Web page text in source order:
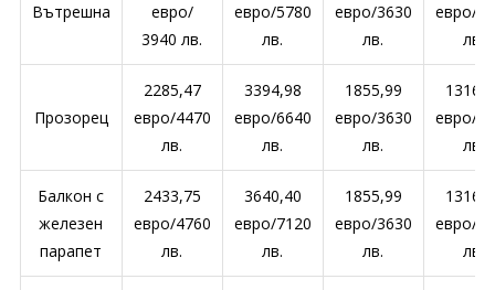
Вътрешна
евро/
3940 лв.
евро/5780
лв.
евро/3630
лв.
евро/
лв.
Прозорец
2285,47
евро/4470
лв.
3394,98
евро/6640
лв.
1855,99
евро/3630
лв.
евро/
лв.
Балкон с
железен
парапет
2433,75
евро/4760
лв.
3640,40
евро/7120
лв.
1855,99
евро/3630
лв.
евро/
лв.